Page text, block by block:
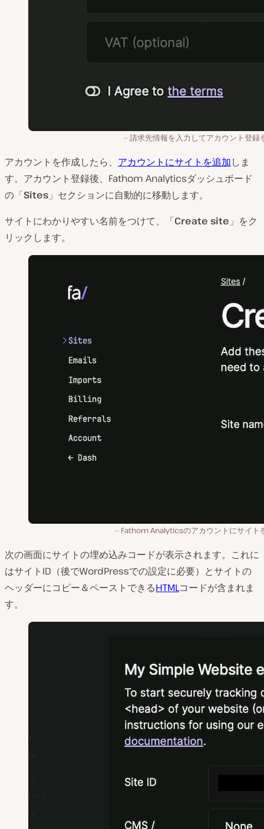
請求先情報を入力してアカウント登録
アカウントを作成したら、 アカウントにサイトを追加しま
す。アカウント登録後、Fathom Analyticsダッシュボード
の「Sites 」セクションに自動的に移動します。
サイトにわかりやすい名前をつけて、「Create site 」をク
リックします。
Fathom Analyticsのアカウントにサイト
次の画面にサイトの埋め込みコードが表示されます。これに
はサイトID（後でWordPressでの設定に必要）とサイトの
ヘッダーにコピー＆ペーストできるHTMLコードが含まれま
す。